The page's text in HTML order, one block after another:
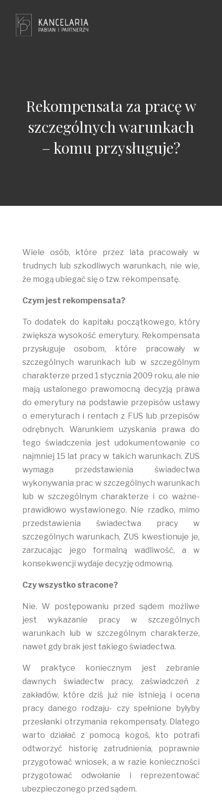
Rekompensata za pracę w
szczególnych warunkach
– komu przysługuje?
Wiele osób, które przez lata pracowały w
trudnych lub szkodliwych warunkach, nie wie,
że mogą ubiegać się o tzw. rekompensatę.
Czym jest rekompensata?
To dodatek do kapitału początkowego, który
zwiększa wysokość emerytury. Rekompensata
przysługuje osobom, które pracowały w
szczególnych warunkach lub w szczególnym
charakterze przed 1 stycznia 2009 roku, ale nie
mają ustalonego prawomocną decyzją prawa
do emerytury na podstawie przepisów ustawy
o emeryturach i rentach z FUS lub przepisów
odrębnych. Warunkiem uzyskania prawa do
tego świadczenia jest udokumentowanie co
najmniej 15 lat pracy w takich warunkach. ZUS
wymaga przedstawienia świadectwa
wykonywania prac w szczególnych warunkach
lub w szczególnym charakterze i co ważne-
prawidłowo wystawionego. Nie rzadko, mimo
przedstawienia świadectwa pracy w
szczególnych warunkach, ZUS kwestionuje je,
zarzucając jego formalną wadliwość, a w
konsekwencji wydaje decyzję odmowną.
Czy wszystko stracone?
Nie. W postępowaniu przed sądem możliwe
jest wykazanie pracy w szczególnych
warunkach lub w szczególnym charakterze,
nawet gdy brak jest takiego świadectwa.
W praktyce koniecznym jest zebranie
dawnych świadectw pracy, zaświadczeń z
zakładów, które dziś już nie istnieją i ocena
pracy danego rodzaju- czy spełnione byłyby
przesłanki otrzymania rekompensaty. Dlatego
warto działać z pomocą kogoś, kto potrafi
odtworzyć historię zatrudnienia, poprawnie
przygotować wniosek, a w razie konieczności
przygotować odwołanie i reprezentować
ubezpieczonego przed sądem.